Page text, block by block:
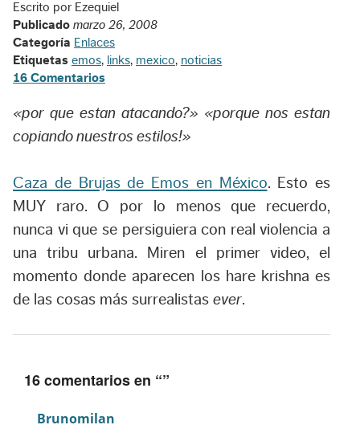
Escrito por Ezequiel
Publicado marzo 26, 2008
Categoría Enlaces
Etiquetas emos, links, mexico, noticias
16 Comentarios
«por que estan atacando?» «porque nos estan
copiando nuestros estilos!»
Caza de Brujas de Emos en México. Esto es
MUY raro. O por lo menos que recuerdo,
nunca vi que se persiguiera con real violencia a
una tribu urbana. Miren el primer video, el
momento donde aparecen los hare krishna es
de las cosas más surrealistas ever.
16 comentarios en “”
Brunomilan